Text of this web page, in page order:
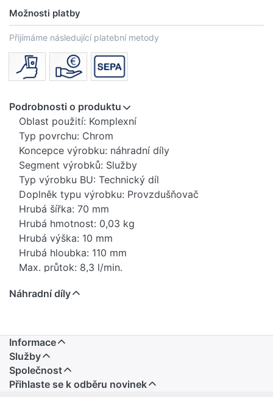
Možnosti platby
Přijímáme následující platební metody
Podrobnosti o produktu
Oblast použití: Komplexní
Typ povrchu: Chrom
Koncepce výrobku: náhradní díly
Segment výrobků: Služby
Typ výrobku BU: Technický díl
Doplněk typu výrobku: Provzdušňovač
Hrubá šířka: 70 mm
Hrubá hmotnost: 0,03 kg
Hrubá výška: 10 mm
Hrubá hloubka: 110 mm
Max. průtok: 8,3 l/min.
Hmotnost balení: 0,01 kg
Země původu: DE
Novinka: Ne
Prodejní program: Ano
Kód produktu: 84819000
Náhradní díly
Informace
Služby
Společnost
Přihlaste se k odběru novinek